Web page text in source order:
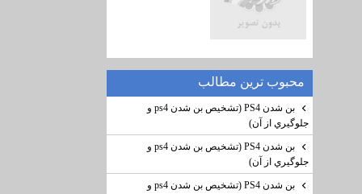
محبوب ترين مطالب
بن شدن PS4 (تشخيص بن شدن ps4 و
جلوگيري از آن)
بن شدن PS4 (تشخيص بن شدن ps4 و
جلوگيري از آن)
بن شدن PS4 (تشخيص بن شدن ps4 و